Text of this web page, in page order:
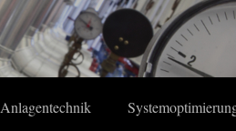
Anlagentechnik